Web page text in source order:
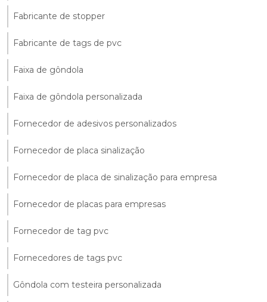
Fabricante de stopper
Fabricante de tags de pvc
Faixa de gôndola
Faixa de gôndola personalizada
Fornecedor de adesivos personalizados
Fornecedor de placa sinalização
Fornecedor de placa de sinalização para empresa
Fornecedor de placas para empresas
Fornecedor de tag pvc
Fornecedores de tags pvc
Gôndola com testeira personalizada